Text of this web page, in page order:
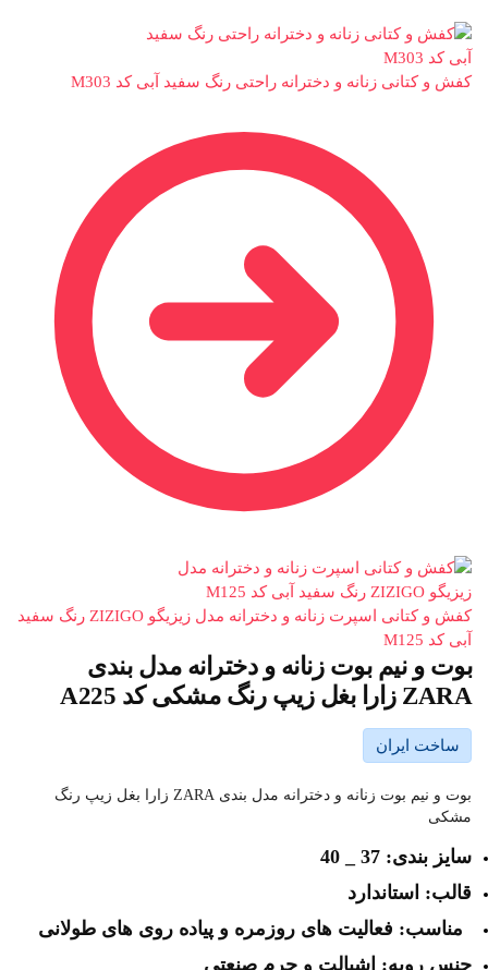
کفش و کتانی زنانه و دخترانه راحتی رنگ سفید آبی کد M303
کفش و کتانی اسپرت زنانه و دخترانه مدل زیزیگو ZIZIGO رنگ سفید
آبی کد M125
بوت و نیم بوت زنانه و دخترانه مدل بندی
ZARA زارا بغل زیپ رنگ مشکی کد A225
ساخت ایران
بوت و نیم بوت زنانه و دخترانه مدل بندی ZARA زارا بغل زیپ رنگ
مشکی
سایز بندی: 37 _ 40
قالب: استاندارد
مناسب: فعالیت های روزمره و پیاده روی های طولانی
جنس رویه: اشبالت و چرم صنعتی